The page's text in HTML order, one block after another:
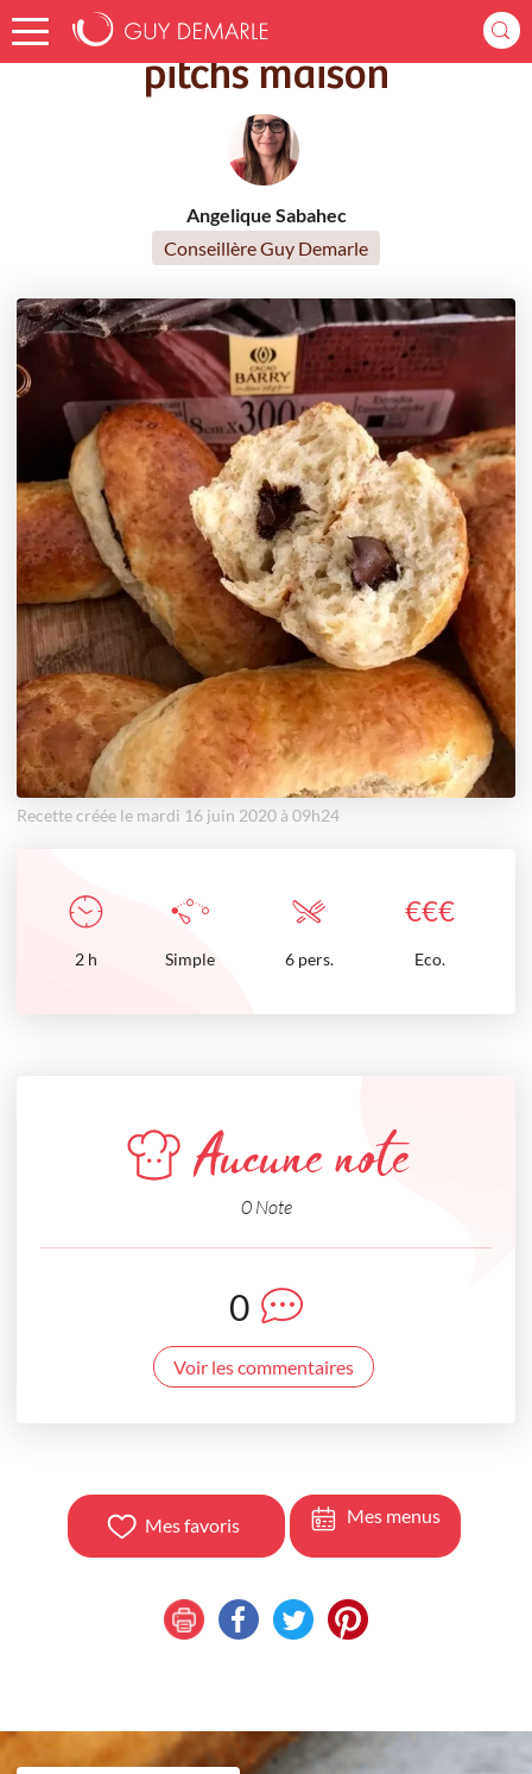
Accueil Recettes pitchs maison
pitchs maison
Angelique Sabahec
Conseillère Guy Demarle
Recette créée le mardi 16 juin 2020 à 09h24
€€€
2 h Simple 6 pers. Eco.
Aucune note
0 Note
0
Voir les commentaires
Mes favoris Mes menus